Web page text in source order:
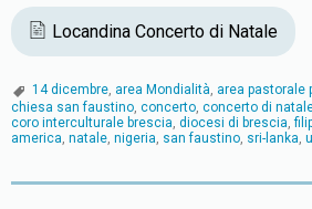
e
b
o
k
t
t
r
t
s
p
p
i
l
n
t
Locandina Concerto di Natale
14 dicembre, area Mondialità, area pastorale
chiesa san faustino, concerto, concerto di
coro interculturale brescia, diocesi di brescia,
america, natale, nigeria, san faustino, sri-lanka,